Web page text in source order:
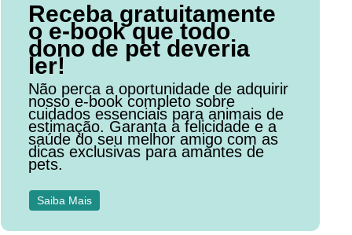
Receba gratuitamente
o e-book que todo
dono de pet deveria
ler!
Não perca a oportunidade de adquirir
nosso e-book completo sobre
cuidados essenciais para animais de
estimação. Garanta a felicidade e a
saúde do seu melhor amigo com as
dicas exclusivas para amantes de
pets.
Saiba Mais